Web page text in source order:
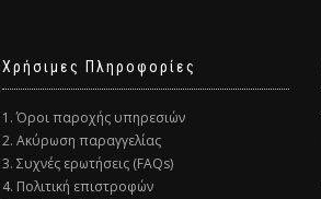
Χρήσιμες Πληροφορίες
1. Όροι παροχής υπηρεσιών
2. Ακύρωση παραγγελίας
3. Συχνές ερωτήσεις (FAQs)
4. Πολιτική επιστροφών